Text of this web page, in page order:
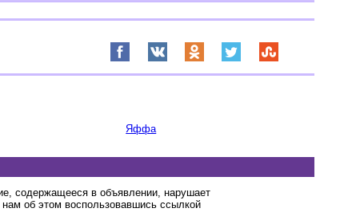
Яффа
содержащееся в объявлении, нарушает
об этом воспользовавшись ссылкой